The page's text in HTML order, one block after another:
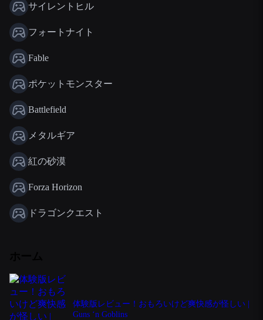
サイレントヒル
フォートナイト
Fable
ポケットモンスター
Battlefield
メタルギア
紅の砂漠
Forza Horizon
ドラゴンクエスト
体験版レビュー！おもろいけど爽快感が怪しい |
Guns ‘n Goblins